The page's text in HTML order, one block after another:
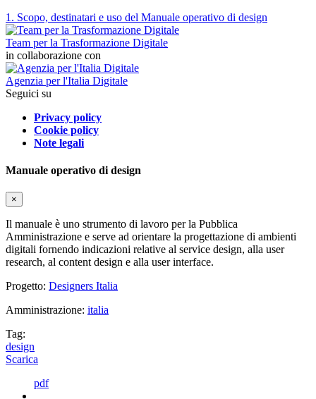
1. Scopo, destinatari e uso del Manuale operativo di design
Team per la Trasformazione Digitale
in collaborazione con
Agenzia per l'Italia Digitale
Seguici su
Privacy policy
Cookie policy
Note legali
Manuale operativo di design
×
Il manuale è uno strumento di lavoro per la Pubblica
Amministrazione e serve ad orientare la progettazione di ambienti
digitali fornendo indicazioni relative al service design, alla user
research, al content design e alla user interface.
Progetto: Designers Italia
Amministrazione: italia
Tag:
design
Scarica
pdf